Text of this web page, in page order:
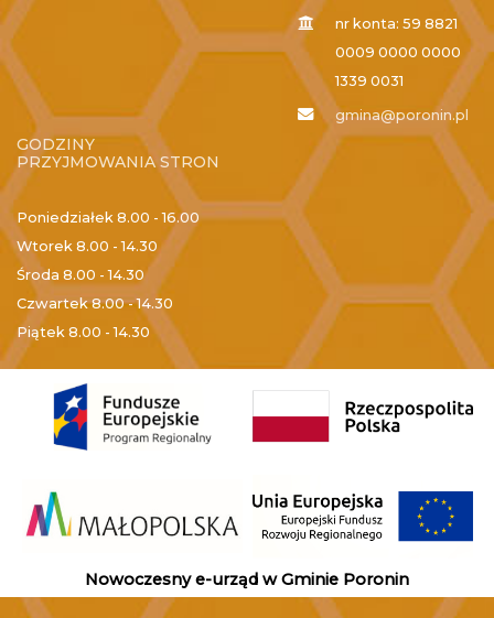
nr konta: 59 8821
0009 0000 0000
1339 0031
gmina@poronin.pl
GODZINY
PRZYJMOWANIA STRON
Poniedziałek 8.00 - 16.00
Wtorek 8.00 - 14.30
Środa 8.00 - 14.30
Czwartek8.00 - 14.30
Piątek 8.00 - 14.30
Nowoczesny e-urząd w Gminie Poronin